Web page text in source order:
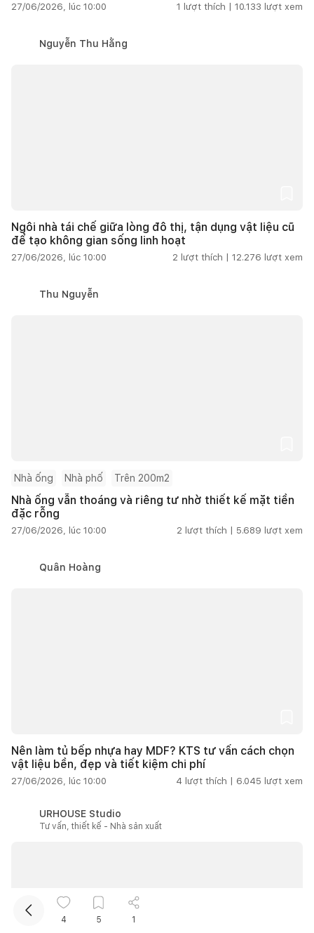
27/06/2026, lúc 10:00 1 lượt thích | 10.133 lượt xem
Nguyễn Thu Hằng
Ngôi nhà tái chế giữa lòng đô thị, tận dụng vật liệu cũ
để tạo không gian sống linh hoạt
27/06/2026, lúc 10:00 2 lượt thích | 12.276 lượt xem
Thu Nguyễn
Nhà ống Nhà phố Trên 200m2
Nhà ống vẫn thoáng và riêng tư nhờ thiết kế mặt tiền
đặc rỗng
27/06/2026, lúc 10:00 2 lượt thích | 5.689 lượt xem
Quân Hoàng
Nên làm tủ bếp nhựa hay MDF? KTS tư vấn cách chọn
vật liệu bền, đẹp và tiết kiệm chi phí
27/06/2026, lúc 10:00 4 lượt thích | 6.045 lượt xem
URHOUSE Studio
Tư vấn, thiết kế - Nhà sản xuất
4 5 1
Kết nối thiết kế, thi công